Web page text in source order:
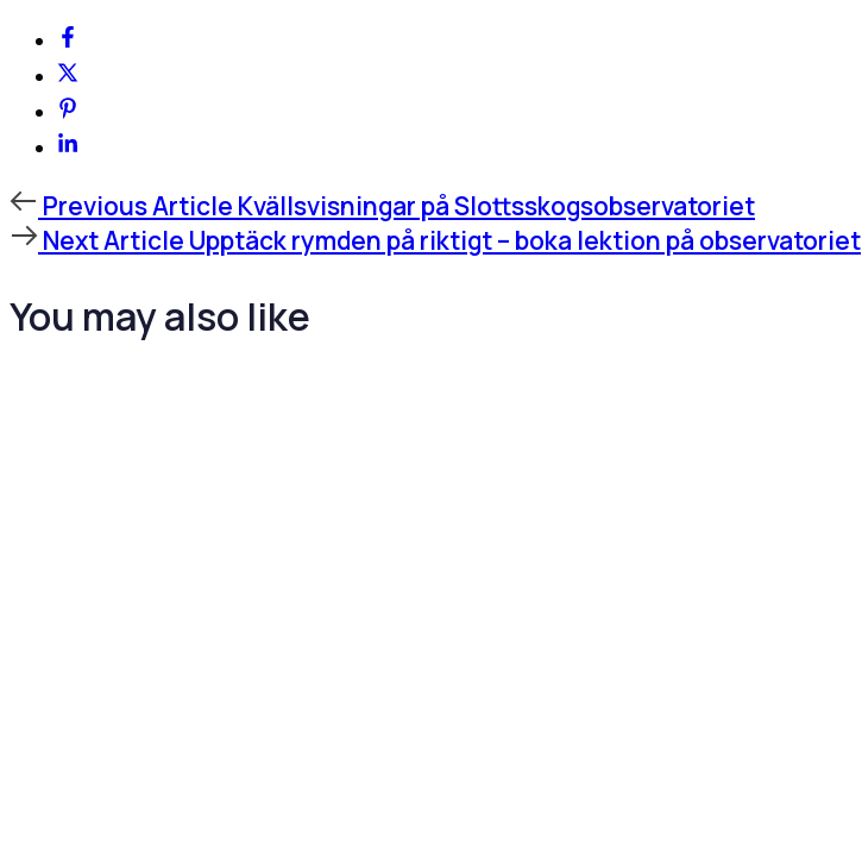
Previous
Article
Previous Article Kvällsvisningar på Slottsskogsobservatoriet
Next
Article
Next Article Upptäck rymden på riktigt – boka lektion på observatoriet
You may also like